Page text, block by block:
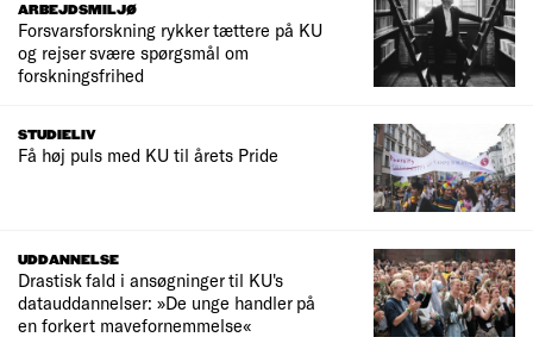
ARBEJDSMILJØ
Forsvarsforskning rykker tættere på KU
og rejser svære spørgsmål om
forskningsfrihed
STUDIELIV
Få høj puls med KU til årets Pride
UDDANNELSE
Drastisk fald i ansøgninger til KU's
datauddannelser: »De unge handler på
en forkert mavefornemmelse«